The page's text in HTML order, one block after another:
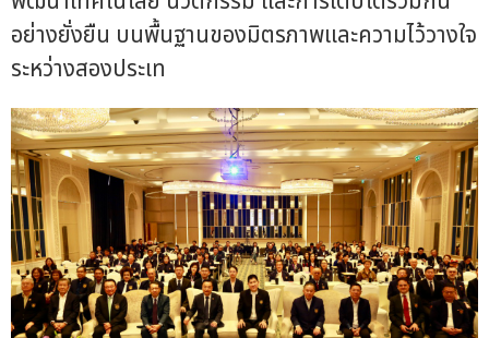
อย่างยั่งยืน บนพื้นฐานของมิตรภาพและความไว้วางใจ
ระหว่างสองประเท